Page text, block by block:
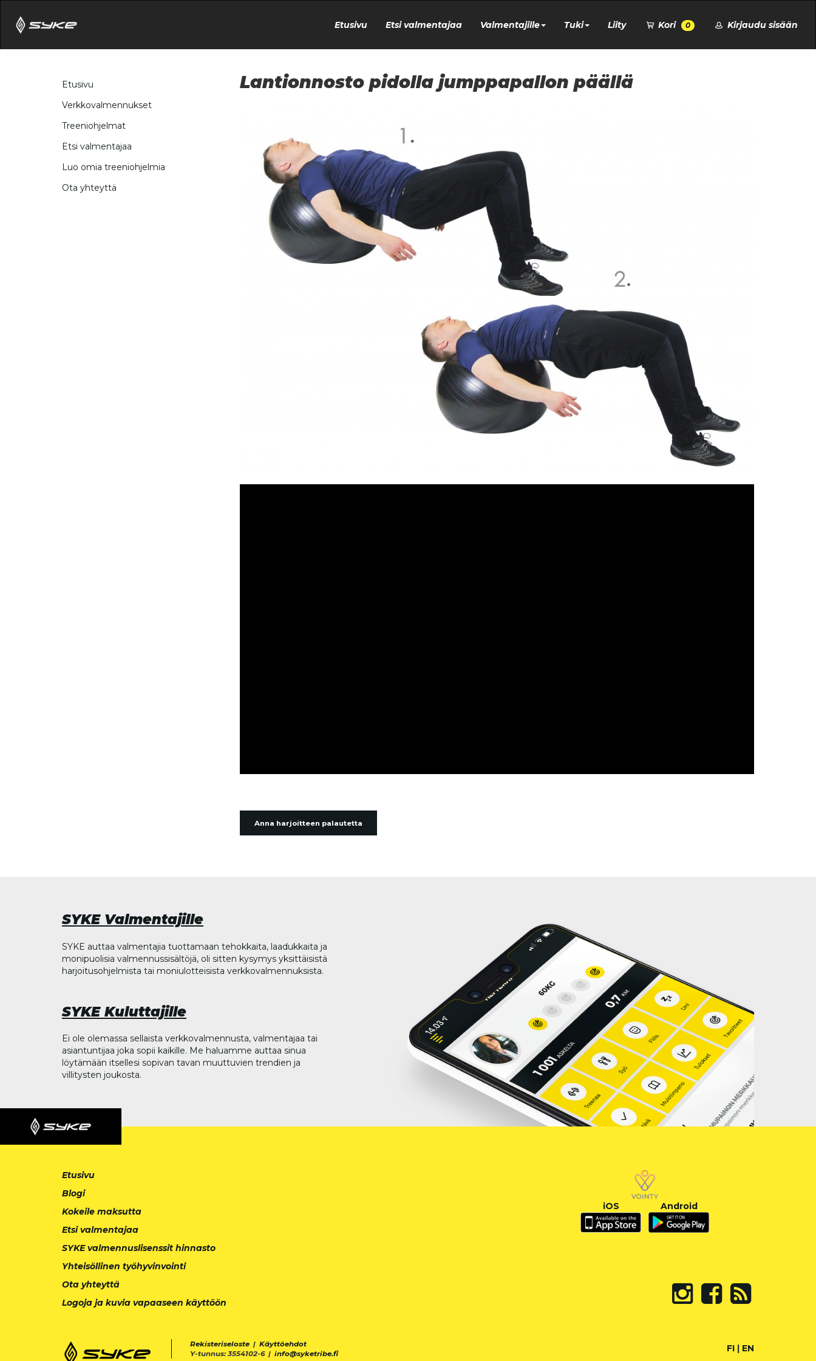
Etusivu Etsi valmentajaa Valmentajille Tuki Liity Kori 0 Kirjaudu sisään
Etusivu
Verkkovalmennukset
Treeniohjelmat
Etsi valmentajaa
Luo omia treeniohjelmia
Ota yhteyttä
Lantionnosto pidolla jumppapallon päällä
Anna harjoitteen palautetta
SYKE Valmentajille
SYKE auttaa valmentajia tuottamaan tehokkaita, laadukkaita ja
monipuolisia valmennussisältöjä, oli sitten kysymys yksittäisistä
harjoitusohjelmista tai moniulotteisista verkkovalmennuksista.
SYKE Kuluttajille
Ei ole olemassa sellaista verkkovalmennusta, valmentajaa tai
asiantuntijaa joka sopii kaikille. Me haluamme auttaa sinua
löytämään itsellesi sopivan tavan muuttuvien trendien ja
villitysten joukosta.
Etusivu
Blogi
Kokeile maksutta
Etsi valmentajaa
SYKE valmennuslisenssit hinnasto
Yhteisöllinen työhyvinvointi
Ota yhteyttä
Logoja ja kuvia vapaaseen käyttöön
Rekisteriseloste | Käyttöehdot
Y-tunnus: 3554102-6 | info@syketribe.fi
iOS Android
FI | EN